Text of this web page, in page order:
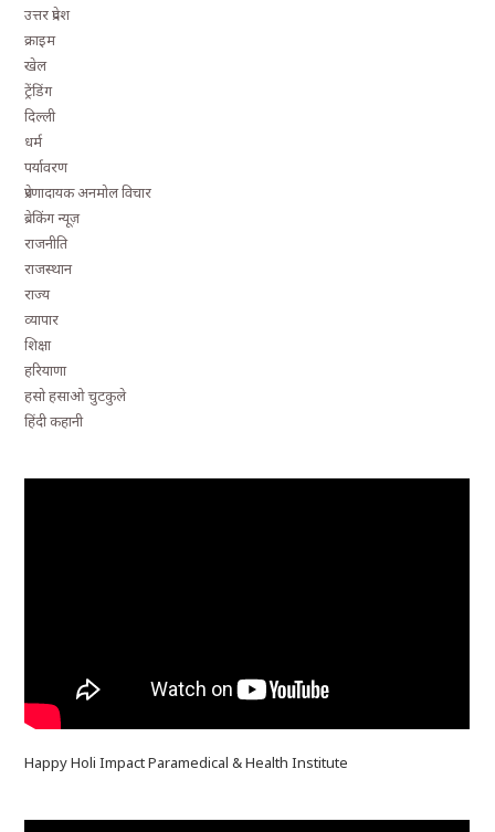
उत्तर प्रदेश
क्राइम
खेल
ट्रेंडिंग
दिल्ली
धर्म
पर्यावरण
प्रेरणादायक अनमोल विचार
ब्रेकिंग न्यूज़
राजनीति
राजस्थान
राज्य
व्यापार
शिक्षा
हरियाणा
हसो हसाओ चुटकुले
हिंदी कहानी
Happy Holi Impact Paramedical & Health Institute